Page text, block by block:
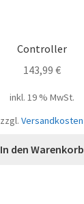
Controller
143,99 €
inkl. 19 % MwSt.
zzgl. Versandkosten
In den Warenkorb